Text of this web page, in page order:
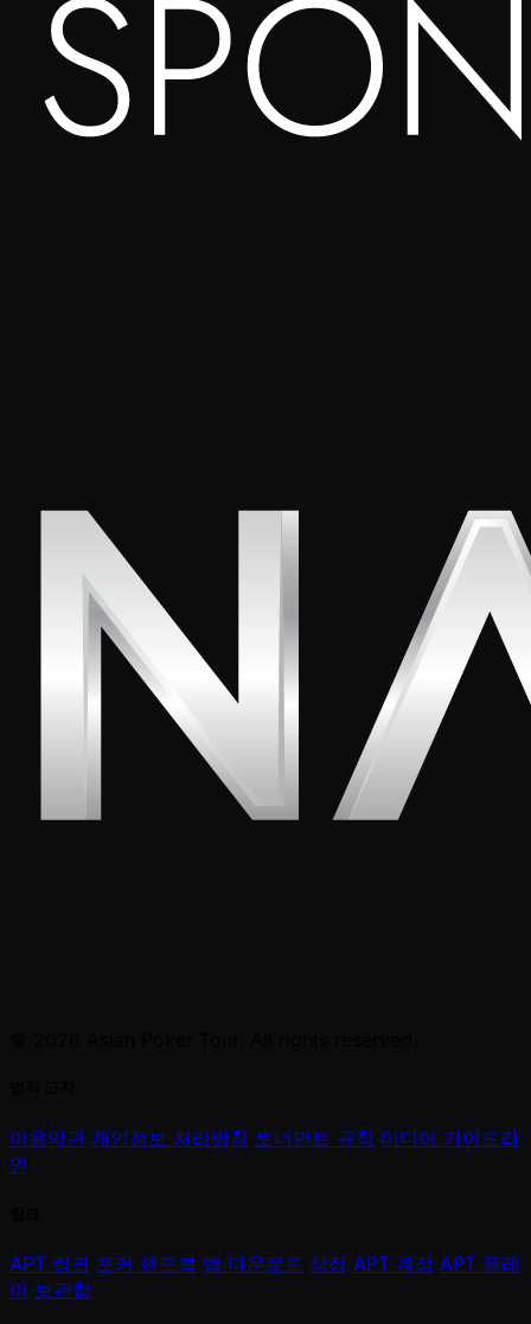
이용약관 개인정보 처리방침 토너먼트 규칙 미디어 가이드라
인
APT 링크 포커 핸드북 앱 다운로드 상점 APT 계정 APT 플레
이 보관함